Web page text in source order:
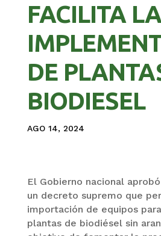
FACILITA LA
DE
BIODIESEL
AGO 14, 2024
El Gobierno nacional
un decreto supremo que
importación de equipos
plantas de biodiésel sin